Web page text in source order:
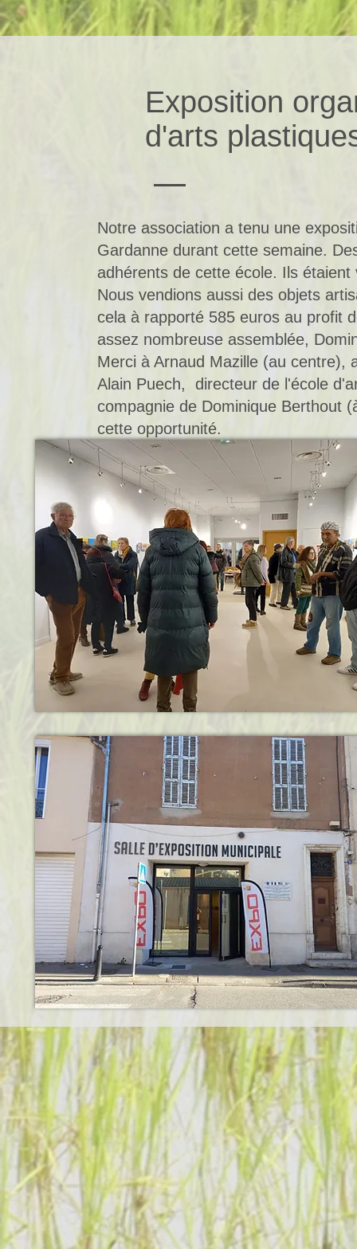
Exposition
d'arts
Notre association a tenu une
Gardanne durant cette semaine.
adhérents de cette école. Ils
Nous vendions aussi des objets
cela à rapporté 585 euros au profit
assez nombreuse assemblée,
Merci à Arnaud Mazille (au centre),
Alain Puech, directeur de l'école
compagnie de Dominique Berthout
cette opportunité.